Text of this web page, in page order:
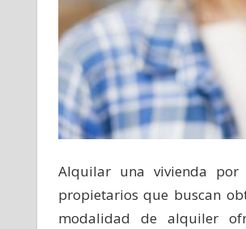
Alquilar una vivienda por
propietarios que buscan
modalidad de alquiler